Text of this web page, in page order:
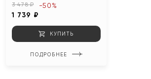
3 478 ₽
1 739 ₽
-50%
КУПИТЬ
ПОДРОБНЕЕ